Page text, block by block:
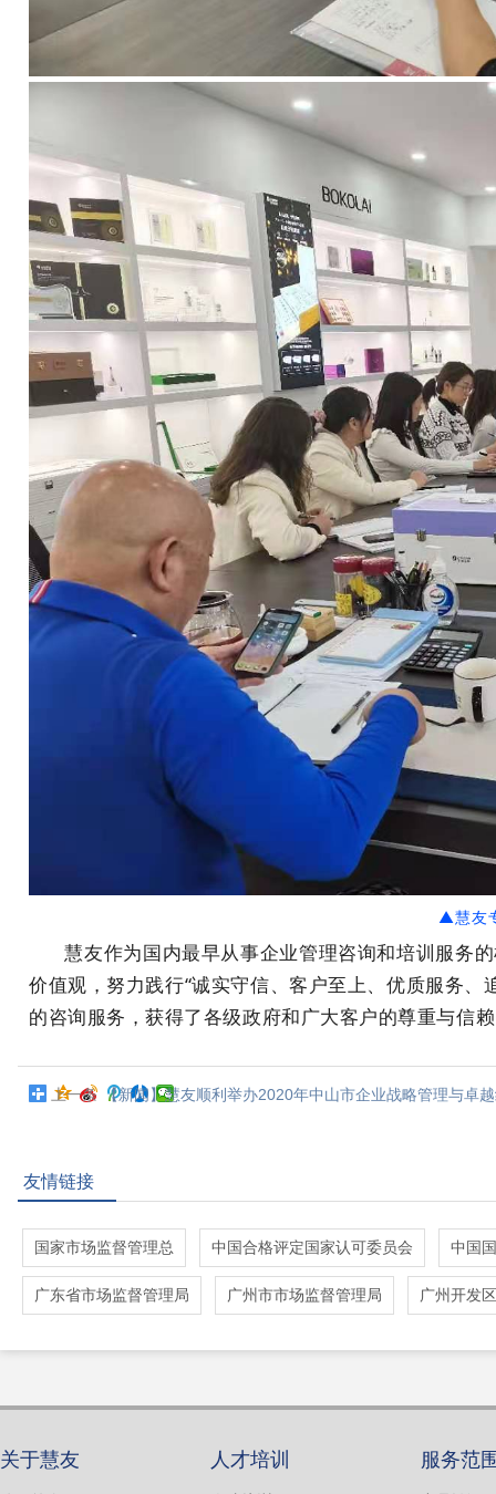
▲慧友
慧友作为国内最早从事企业管理咨询和培训服务的
价值观，努力践行“诚实守信、客户至上、优质服务
的咨询服务，获得了各级政府和广大客户的尊重与信
上一条 【新闻】慧友顺利举办2020年中山市企业战略管理与卓
友情链接
国家市场监督管理总 中国合格评定国家认可委员会 中国
广东省市场监督管理局 广州市市场监督管理局 广州开发
关于慧友 人才培训 服务范